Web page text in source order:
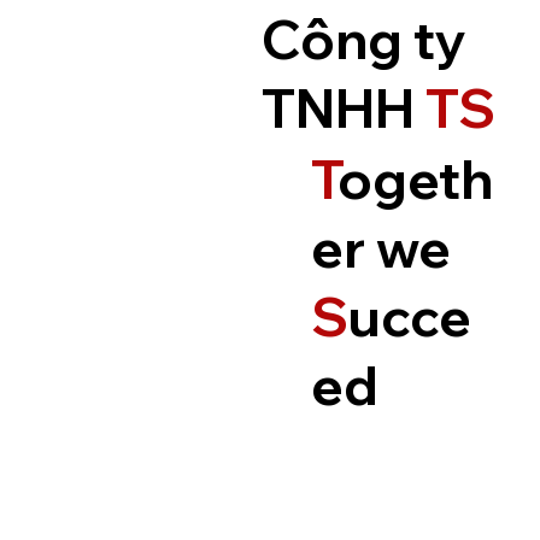
Công ty
TNHH TS
Togeth
er we
Succe
ed